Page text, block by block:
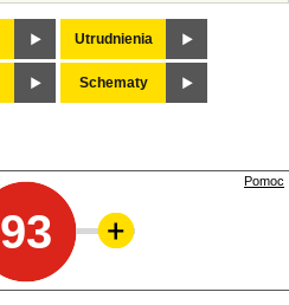
Utrudnienia
Schematy
93
Pomoc